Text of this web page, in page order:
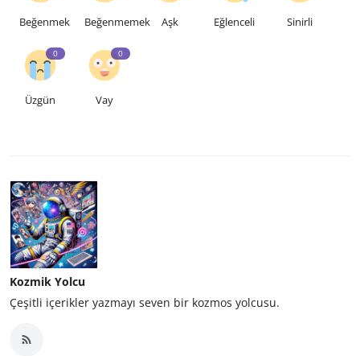
Beğenmek Beğenmemek Aşk Eğlenceli Sinirli
0
Üzgün
0
Vay
Kozmik Yolcu
Çeşitli içerikler yazmayı seven bir kozmos yolcusu.